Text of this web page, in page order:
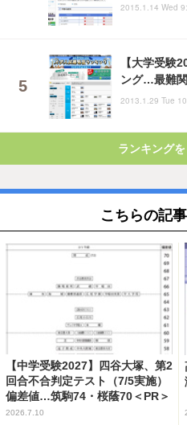
2015.1.14 Wed
【大学受験
ング…最難
2013.1.29 Tue
ランキング
こちらの記
【中学受験2027】四谷大塚、第2
回合不合判定テスト（7/5実施）
偏差値…筑駒74・桜蔭70＜PR＞
2026.7.10